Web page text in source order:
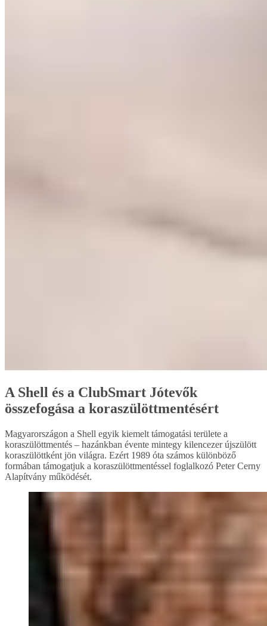
A Shell és a ClubSmart Jótevők
összefogása a koraszülöttmentésért
Magyarországon a Shell egyik kiemelt támogatási területe a
koraszülöttmentés – hazánkban évente mintegy kilencezer újszülött
koraszülöttként jön világra. Ezért 1989 óta számos különböző
formában támogatjuk a koraszülöttmentéssel foglalkozó Peter Cerny
Alapítvány működését.